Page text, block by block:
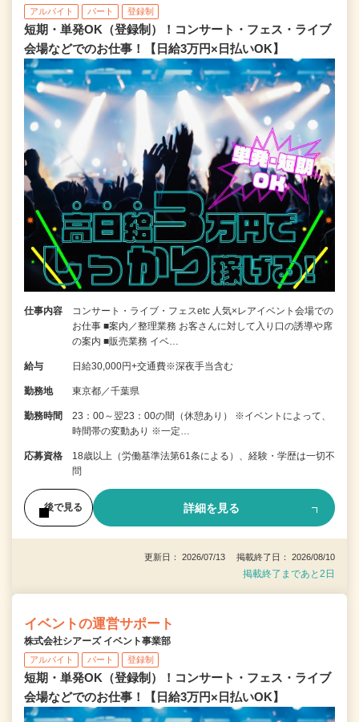
アルバイト パート 登録制
短期・単発OK（登録制）！コンサート・フェス・ライブ
会場などでのお仕事！【日給3万円×日払いOK】
仕事内容
コンサート・ライブ・フェスetc 人気×レアイベント会場での
お仕事 ■案内／整理業務 お客さんに対して入り口の誘導や席
の案内 ■販売業務 イベ…
給与 日給30,000円+交通費※深夜手当含む
勤務地 東京都／千葉県
勤務時間
23：00～翌23：00の間（休憩あり） ※イベントによって、
時間帯の変動あり ※一定…
応募資格
18歳以上（労働基準法第61条による）、経験・学歴は一切不
問
後で見る 詳細を見る
更新日： 2026/07/13 掲載終了日： 2026/08/10
掲載終了まであと2日
イベントの運営サポート
株式会社シアーズ イベント事業部
アルバイト パート 登録制
短期・単発OK（登録制）！コンサート・フェス・ライブ
会場などでのお仕事！【日給3万円×日払いOK】